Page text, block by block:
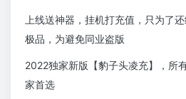
上线送神器，挂机打充值，只为了
极品，为避免同业盗版
2022独家新版【豹子头凌充】，所
家首选